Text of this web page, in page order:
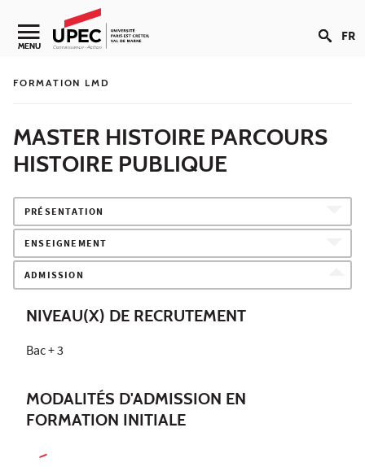
Aller au contenu
Navigation secondaire
MENU FR
FORMATION LMD
MASTER HISTOIRE PARCOURS
HISTOIRE PUBLIQUE
PRÉSENTATION
ENSEIGNEMENT
ADMISSION
NIVEAU(X) DE RECRUTEMENT
Bac + 3
MODALITÉS D'ADMISSION EN
FORMATION INITIALE